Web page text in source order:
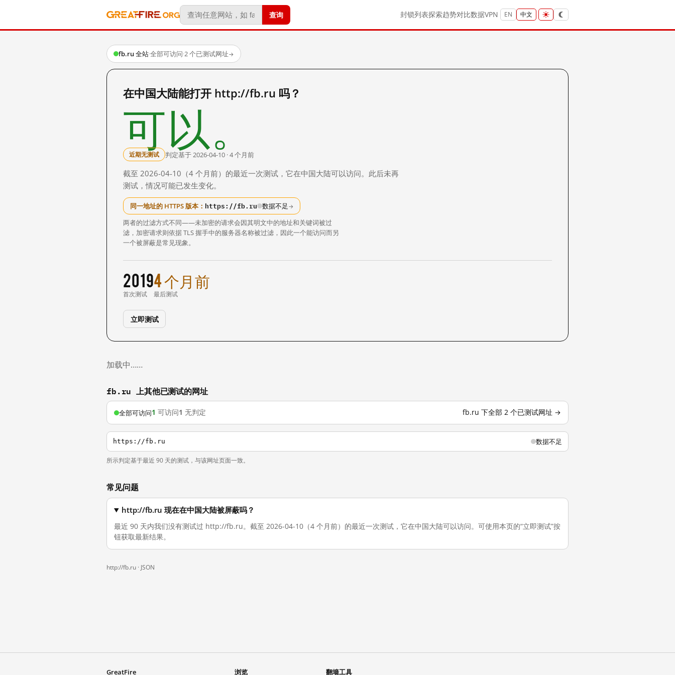
查询 封锁列表探索趋势对比数据VPN EN 中文
fb.ru 全站·全部可访问·2 个已测试网址→
在中国大陆能打开 http://fb.ru 吗？
可以。
近期无测试 判定基于 2026-04-10 · 4 个月前
截至 2026-04-10（4 个月前）的最近一次测试，它在中国大陆可以访问。此后未再
测试，情况可能已发生变化。
同一地址的 HTTPS 版本： https://fb.ru 数据不足 →
两者的过滤方式不同——未加密的请求会因其明文中的地址和关键词被过
滤，加密请求则依据 TLS 握手中的服务器名称被过滤，因此一个能访问而另
一个被屏蔽是常见现象。
2019
首次测试
4 个月前
最后测试
立即测试
加载中……
fb.ru 上其他已测试的网址
全部可访问1 可访问1 无判定 fb.ru 下全部 2 个已测试网址 →
https://fb.ru 数据不足
所示判定基于最近 90 天的测试，与该网址页面一致。
常见问题
http://fb.ru 现在在中国大陆被屏蔽吗？
最近 90 天内我们没有测试过 http://fb.ru。截至 2026-04-10（4 个月前）的最近一次测试，它在中国大陆可以访问。可使用本页的“立即测试”按
钮获取最新结果。
http://fb.ru · JSON
GreatFire 浏览 翻墙工具